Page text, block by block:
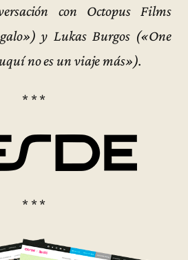
con Octopus Films
y Lukas Burgos («One
no es un viaje más»).
* * *
* * *